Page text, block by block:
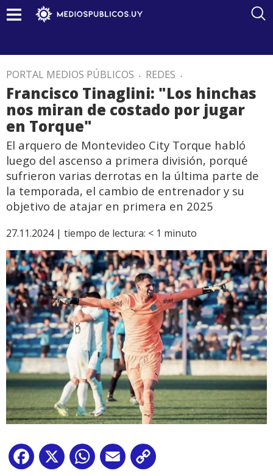
PORTAL MEDIOS PÚBLICOS . REDES .
Francisco Tinaglini: "Los hinchas
nos miran de costado por jugar
en Torque"
El arquero de Montevideo City Torque habló
luego del ascenso a primera división, porqué
sufrieron varias derrotas en la última parte de
la temporada, el cambio de entrenador y su
objetivo de atajar en primera en 2025
27.11.2024 | tiempo de lectura: < 1 minuto
Facebook
X WhatsApp
Email